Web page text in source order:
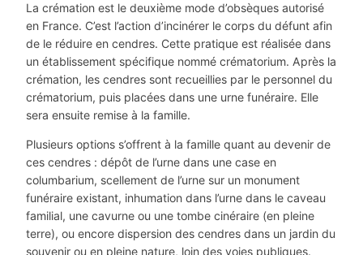
La crémation est le deuxième mode d’obsèques autorisé
en France. C’est l’action d’incinérer le corps du défunt afin
de le réduire en cendres. Cette pratique est réalisée dans
un établissement spécifique nommé crématorium. Après la
crémation, les cendres sont recueillies par le personnel du
crématorium, puis placées dans une urne funéraire. Elle
sera ensuite remise à la famille.
Plusieurs options s’offrent à la famille quant au devenir de
ces cendres : dépôt de l’urne dans une case en
columbarium, scellement de l’urne sur un monument
funéraire existant, inhumation dans l’urne dans le caveau
familial, une cavurne ou une tombe cinéraire (en pleine
terre), ou encore dispersion des cendres dans un jardin du
souvenir ou en pleine nature, loin des voies publiques.